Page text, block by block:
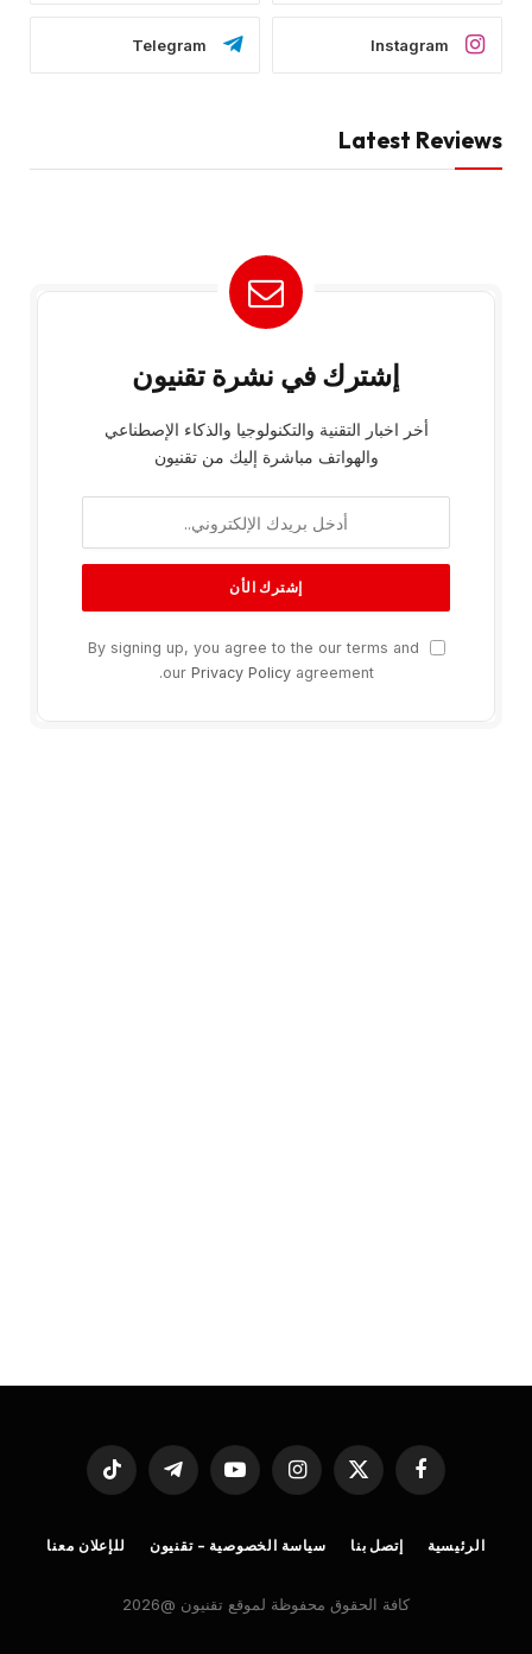
Instagram
Telegram
Latest Reviews
إشترك في نشرة تقنيون
أخر اخبار التقنية والتكنولوجيا والذكاء الإصطناعي
والهواتف مباشرة إليك من تقنيون
By signing up, you agree to the our terms and
our Privacy Policyagreement.
فيسبوك
X
الانستغراميوتيوب تيلقرام تيكتوك
الرئيسية إتصل بنا سياسة الخصوصية – تقنيون للإعلان معنا
كافة الحقوق محفوظة لموقع تقنيون @2026